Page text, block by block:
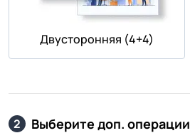
Двусторонняя (4+4)
2 Выберите доп. операции